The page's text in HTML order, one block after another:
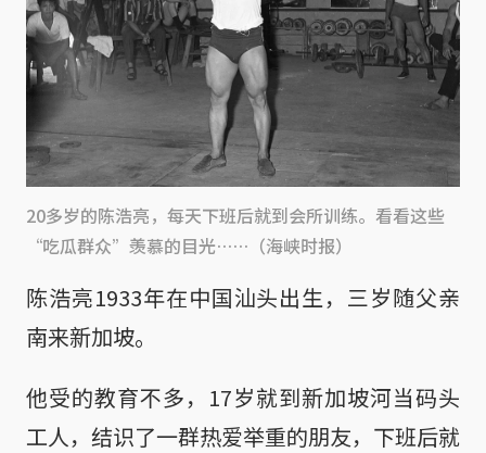
20多岁的陈浩亮，每天下班后就到会所训练。看看这些
“吃瓜群众”羡慕的目光……（海峡时报）
陈浩亮1933年在中国汕头出生，三岁随父亲
南来新加坡。
他受的教育不多，17岁就到新加坡河当码头
工人，结识了一群热爱举重的朋友，下班后就